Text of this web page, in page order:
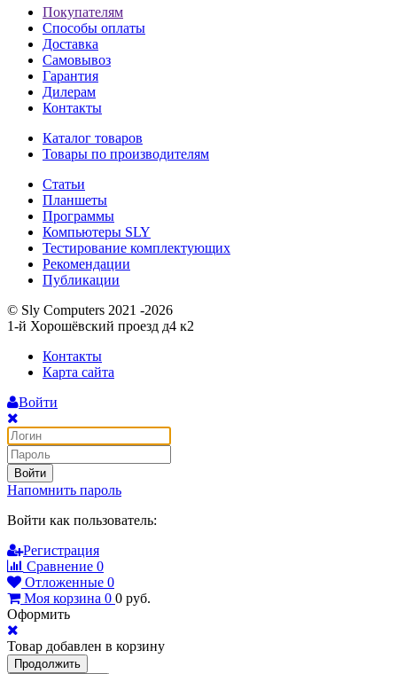
Покупателям
Способы оплаты
Доставка
Самовывоз
Гарантия
Дилерам
Контакты
Каталог товаров
Товары по производителям
Статьи
Планшеты
Программы
Компьютеры SLY
Тестирование комплектующих
Рекомендации
Публикации
© Sly Computers 2021 -2026
1-й Хорошёвский проезд д4 к2
Контакты
Карта сайта
Войти
Войти
Напомнить пароль
Войти как пользователь:
Регистрация
Сравнение 0
Отложенные 0
Моя корзина 0 0 руб.
Оформить
Товар добавлен в корзину
Продолжить